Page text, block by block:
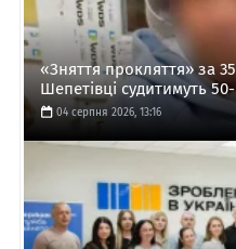
«Зняття прокляття» за
Шепетівці судитимуть
04 серпня 2026, 13:16